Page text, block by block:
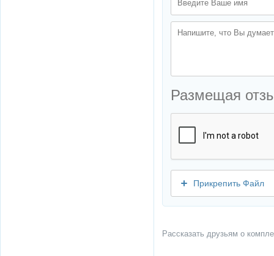
Размещая
Прикрепить Файл
Рассказать друзьям о